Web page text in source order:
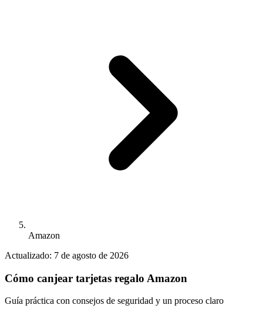
Amazon
Actualizado: 7 de agosto de 2026
Cómo canjear tarjetas regalo Amazon
Guía práctica con consejos de seguridad y un proceso claro